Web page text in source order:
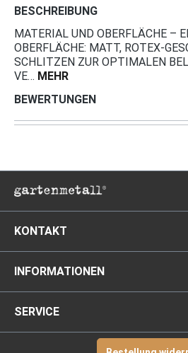
BESCHREIBUNG
MATERIAL UND OBERFLÄCHE –
OBERFLÄCHE: MATT, ROTEX-
SCHLITZEN ZUR OPTIMALEN
VE… MEHR
BEWERTUNGEN
KONTAKT
INFORMATIONEN
SERVICE